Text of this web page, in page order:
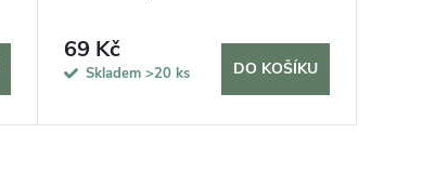
69 Kč
Skladem >20 ks DO KOŠÍKU